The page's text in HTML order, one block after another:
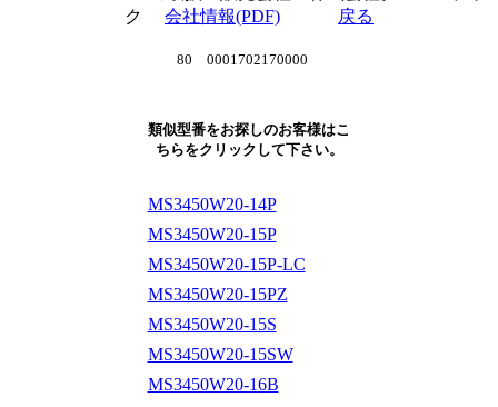
ク 会社情報(PDF) 戻る
80 0001702170000
類似型番をお探しのお客様はこ
ちらをクリックして下さい。
MS3450W20-14P
MS3450W20-15P
MS3450W20-15P-LC
MS3450W20-15PZ
MS3450W20-15S
MS3450W20-15SW
MS3450W20-16B